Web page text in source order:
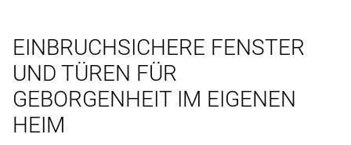
EINBRUCHSICHERE FENSTER
UND TÜREN FÜR
GEBORGENHEIT IM EIGENEN
HEIM